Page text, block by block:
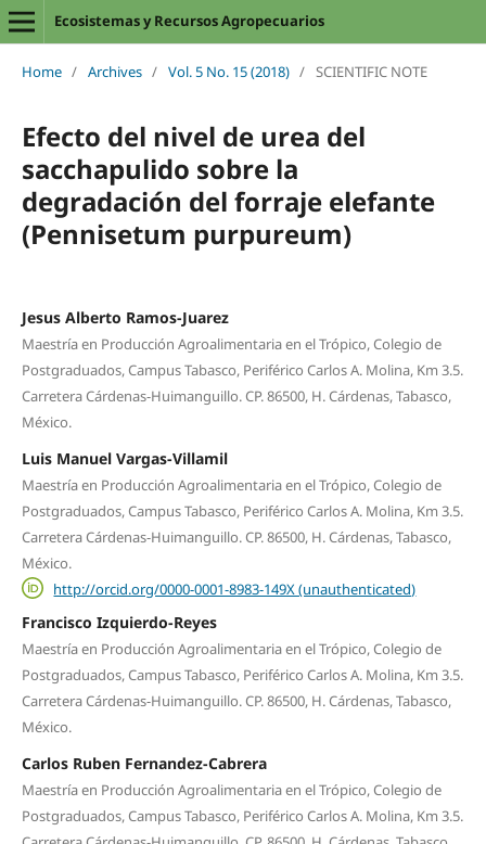
Ecosistemas y Recursos Agropecuarios
Home / Archives / Vol. 5 No. 15 (2018) / SCIENTIFIC NOTE
Efecto del nivel de urea del
sacchapulido sobre la
degradación del forraje elefante
(Pennisetum purpureum)
Jesus Alberto Ramos-Juarez
Maestría en Producción Agroalimentaria en el Trópico, Colegio de
Postgraduados, Campus Tabasco, Periférico Carlos A. Molina, Km 3.5.
Carretera Cárdenas-Huimanguillo. CP. 86500, H. Cárdenas, Tabasco,
México.
Luis Manuel Vargas-Villamil
Maestría en Producción Agroalimentaria en el Trópico, Colegio de
Postgraduados, Campus Tabasco, Periférico Carlos A. Molina, Km 3.5.
Carretera Cárdenas-Huimanguillo. CP. 86500, H. Cárdenas, Tabasco,
México.
http://orcid.org/0000-0001-8983-149X (unauthenticated)
Francisco Izquierdo-Reyes
Maestría en Producción Agroalimentaria en el Trópico, Colegio de
Postgraduados, Campus Tabasco, Periférico Carlos A. Molina, Km 3.5.
Carretera Cárdenas-Huimanguillo. CP. 86500, H. Cárdenas, Tabasco,
México.
Carlos Ruben Fernandez-Cabrera
Maestría en Producción Agroalimentaria en el Trópico, Colegio de
Postgraduados, Campus Tabasco, Periférico Carlos A. Molina, Km 3.5.